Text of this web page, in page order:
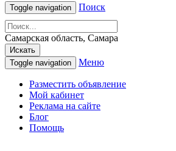
Toggle navigation Поиск
Самарская область, Самара
Искать
Toggle navigation
Меню
Разместить объявление
Мой кабинет
Реклама на сайте
Блог
Помощь